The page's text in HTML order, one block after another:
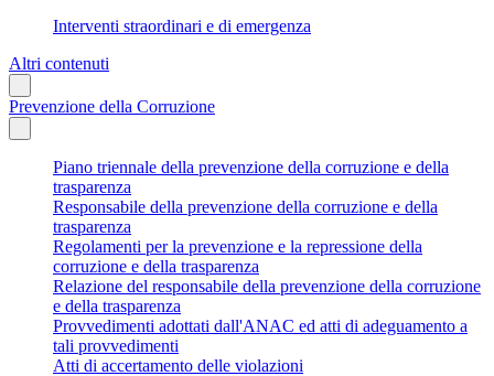
Interventi straordinari e di emergenza
Altri contenuti
Prevenzione della Corruzione
Piano triennale della prevenzione della corruzione e della
trasparenza
Responsabile della prevenzione della corruzione e della
trasparenza
Regolamenti per la prevenzione e la repressione della
corruzione e della trasparenza
Relazione del responsabile della prevenzione della corruzione
e della trasparenza
Provvedimenti adottati dall'ANAC ed atti di adeguamento a
tali provvedimenti
Atti di accertamento delle violazioni